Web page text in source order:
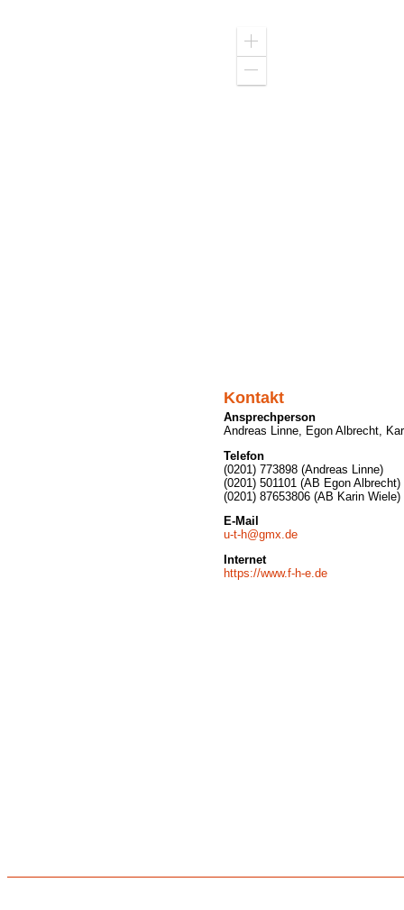
Zoom
Kontakt
Ansprechperson
Andreas Linne, Egon Albrecht,
Telefon
(0201) 773898 (Andreas Linne)
(0201) 501101 (AB Egon Albrecht)
(0201) 87653806 (AB Karin Wiele)
E-Mail
u-t-h@gmx.de
Internet
https://www.f-h-e.de